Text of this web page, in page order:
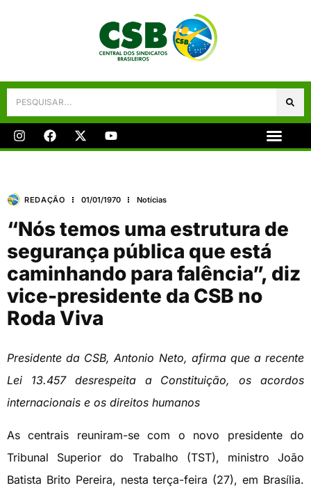
REDAÇÃO 01/01/1970 Notícias
“Nós temos uma estrutura de
segurança pública que está
caminhando para falência”, diz
vice-presidente da CSB no
Roda Viva
Presidente da CSB, Antonio Neto, afirma que a recente
Lei 13.457 desrespeita a Constituição, os acordos
internacionais e os direitos humanos
As centrais reuniram-se com o novo presidente do
Tribunal Superior do Trabalho (TST), ministro João
Batista Brito Pereira, nesta terça-feira (27), em Brasília.